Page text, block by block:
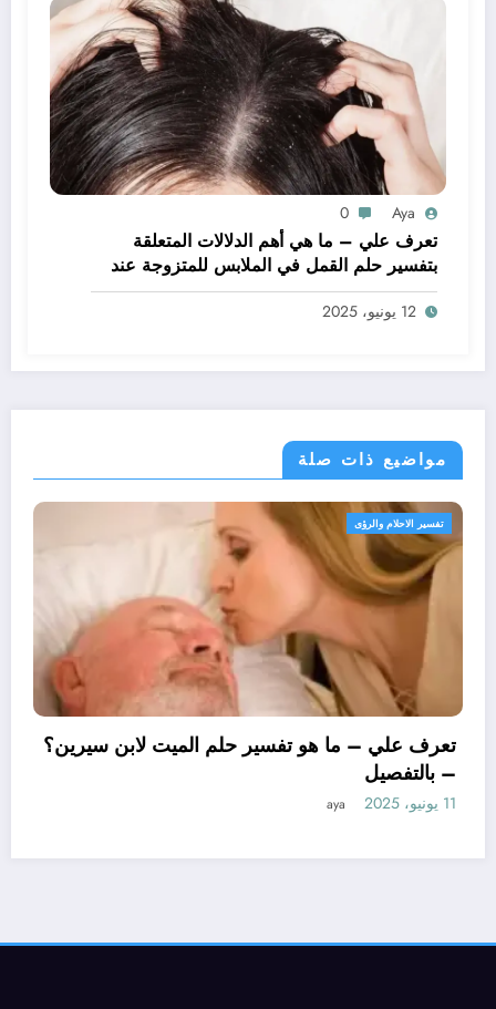
Aya
0
تعرف علي – ما هي أهم الدلالات المتعلقة
بتفسير حلم القمل في الملابس للمتزوجة عند
ابن سيرين؟ – بالتفصيل
12 يونيو، 2025
مواضيع ذات صلة
تعرف علي –
هو تأويل ابن سيرين لتفسير حلم